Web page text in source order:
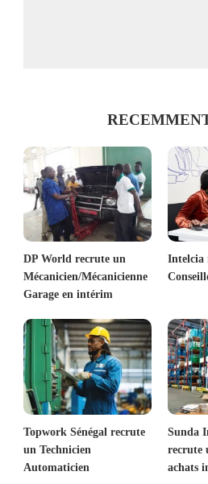
DP World recrute un
Mécanicien/Mécanicienne
Garage en intérim
Intelcia
Topwork Sénégal recrute
un Technicien
Automaticien
Sunda
recrute
achats